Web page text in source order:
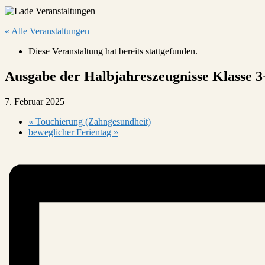
« Alle Veranstaltungen
Diese Veranstaltung hat bereits stattgefunden.
Ausgabe der Halbjahreszeugnisse Klasse
7. Februar 2025
« Touchierung (Zahngesundheit)
beweglicher Ferientag »